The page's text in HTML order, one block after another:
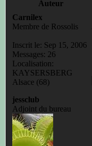
Auteur
Carnilex
Membre de Rossolis
Inscrit le: Sep 15, 2006
Messages: 26
Localisation:
KAYSERSBERG
Alsace (68)
jessclub
Adjoint du bureau